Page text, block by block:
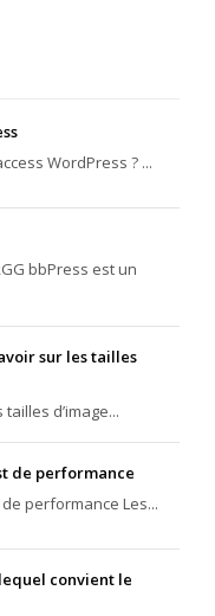
WordPress ? ...
bbPress est un
sur les tailles
d’image...
de performance
performance Les...
convient le